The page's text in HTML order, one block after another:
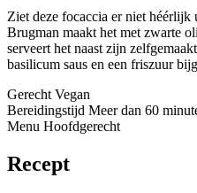
Ziet deze focaccia er niet
Brugman maakt het met zwarte
serveert het naast zijn
basilicum saus en een friszuur
Gerecht Vegan
Bereidingstijd Meer dan 60
Menu Hoofdgerecht
Recept